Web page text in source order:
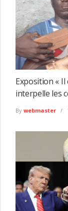
Exposition « Il
interpelle les
By webmaster